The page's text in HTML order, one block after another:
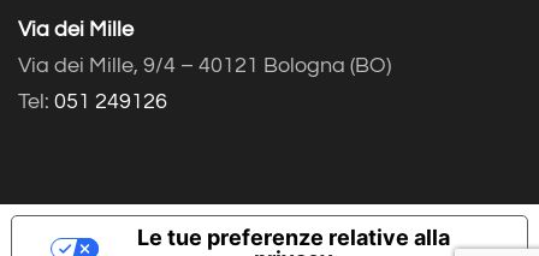
Via dei Mille
Via dei Mille, 9/4 – 40121 Bologna (BO)
Tel: 051 249126
Le tue preferenze relative alla